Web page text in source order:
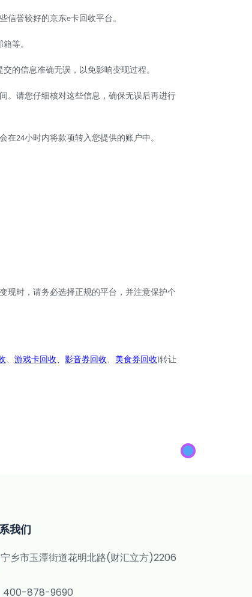
信誉较好的京东e卡回收平台。
等。
的信息准确无误，以免影响变现过程。
。请您仔细核对这些信息，确保无误后再进行
在24小时内将款项转入您提供的账户中。
现时，请务必选择正规的平台，并注意保护个
、 游戏卡回收、 影音券回收、 美食券回收)转让
我们
宁乡市玉潭街道花明北路(财汇立方)2206
400-878-9690